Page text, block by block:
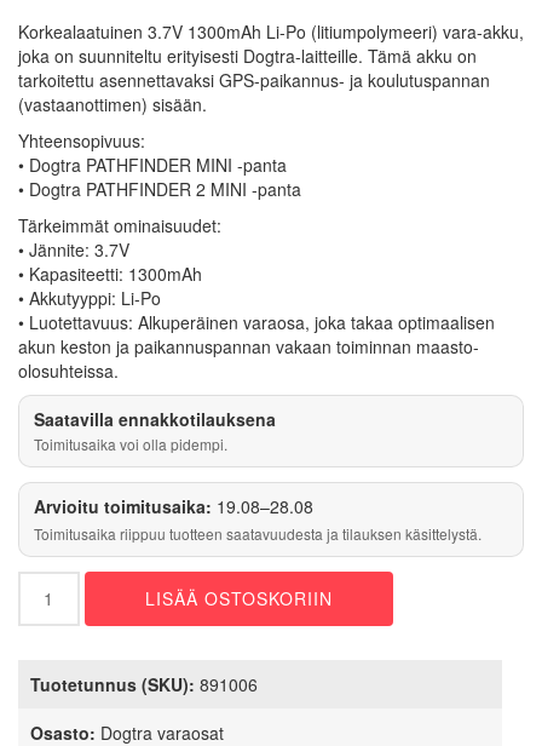
Korkealaatuinen 3.7V 1300mAh Li-Po (litiumpolymeeri) vara-akku,
joka on suunniteltu erityisesti Dogtra-laitteille. Tämä akku on
tarkoitettu asennettavaksi GPS-paikannus- ja koulutuspannan
(vastaanottimen) sisään.
Yhteensopivuus:
• Dogtra PATHFINDER MINI -panta
• Dogtra PATHFINDER 2 MINI -panta
Tärkeimmät ominaisuudet:
• Jännite: 3.7V
• Kapasiteetti: 1300mAh
• Akkutyyppi: Li-Po
• Luotettavuus: Alkuperäinen varaosa, joka takaa optimaalisen
akun keston ja paikannuspannan vakaan toiminnan maasto-
olosuhteissa.
Saatavilla ennakkotilauksena
Toimitusaika voi olla pidempi.
Arvioitu toimitusaika: 19.08–28.08
Toimitusaika riippuu tuotteen saatavuudesta ja tilauksen käsittelystä.
1300mAh
Li-
Akku
PATHFINDER
LISÄÄ OSTOSKORIIN
Tuotetunnus (SKU): 891006
Osasto: Dogtra varaosat